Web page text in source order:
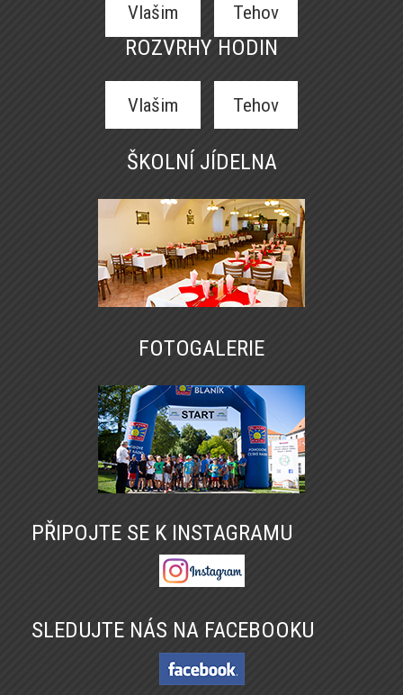
Vlašim Tehov
ROZVRHY HODIN
Vlašim Tehov
ŠKOLNÍ JÍDELNA
FOTOGALERIE
PŘIPOJTE SE K INSTAGRAMU
SLEDUJTE NÁS NA FACEBOOKU